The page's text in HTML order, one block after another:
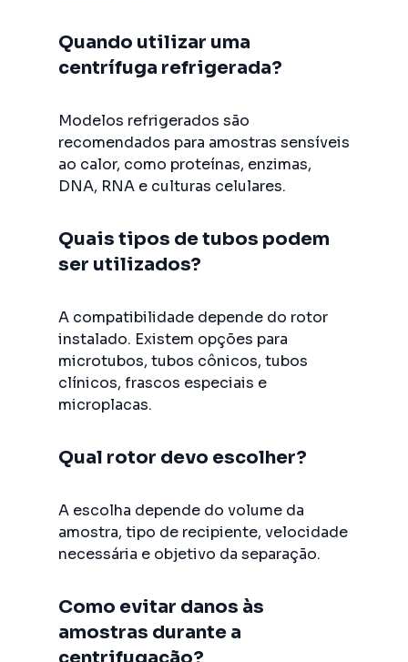
Quando utilizar uma
centrífuga refrigerada?
Modelos refrigerados são
recomendados para amostras sensíveis
ao calor, como proteínas, enzimas,
DNA, RNA e culturas celulares.
Quais tipos de tubos podem
ser utilizados?
A compatibilidade depende do rotor
instalado. Existem opções para
microtubos, tubos cônicos, tubos
clínicos, frascos especiais e
microplacas.
Qual rotor devo escolher?
A escolha depende do volume da
amostra, tipo de recipiente, velocidade
necessária e objetivo da separação.
Como evitar danos às
amostras durante a